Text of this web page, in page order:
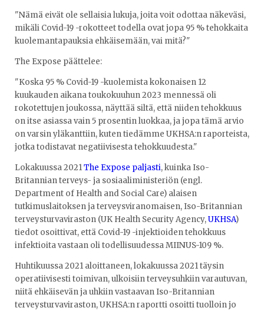
"Nämä eivät ole sellaisia lukuja, joita voit odottaa näkeväsi,
mikäli Covid-19 -rokotteet todella ovat jopa 95 % tehokkaita
kuolemantapauksia ehkäisemään, vai mitä?"
The Expose päättelee:
"Koska 95 % Covid-19 -kuolemista kokonaisen 12
kuukauden aikana toukokuuhun 2023 mennessä oli
rokotettujen joukossa, näyttää siltä, että niiden tehokkuus
on itse asiassa vain 5 prosentin luokkaa, ja jopa tämä arvio
on varsin yläkanttiin, kuten tiedämme UKHSA:n raporteista,
jotka todistavat negatiivisesta tehokkuudesta."
Lokakuussa 2021The Expose paljasti, kuinka Iso-
Britannian terveys- ja sosiaaliministeriön (engl.
Department of Health and Social Care) alaisen
tutkimuslaitoksen ja terveysviranomaisen, Iso-Britannian
terveysturvaviraston (UK Health Security Agency,UKHSA)
tiedot osoittivat, että Covid-19 -injektioiden tehokkuus
infektioita vastaan oli todellisuudessa MIINUS-109 %.
Huhtikuussa 2021 aloittaneen, lokakuussa 2021 täysin
operatiivisesti toimivan, ulkoisiin terveysuhkiin varautuvan,
niitä ehkäisevän ja uhkiin vastaavan Iso-Britannian
terveysturvaviraston, UKHSA:n raportti osoitti tuolloin jo